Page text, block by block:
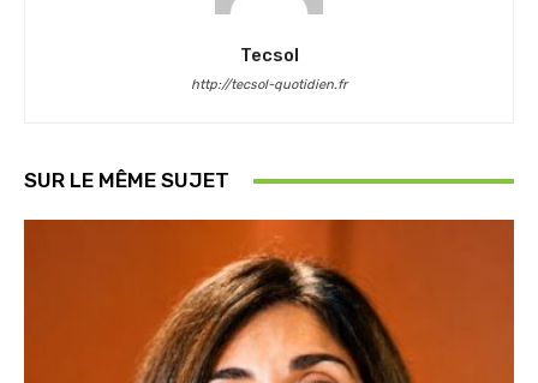
Tecsol
http://tecsol-quotidien.fr
SUR LE MÊME SUJET